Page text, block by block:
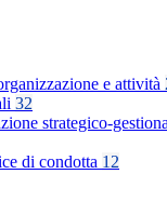
e attività
32
strategico-
di condotta 12